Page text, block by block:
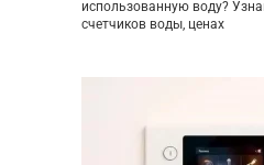
использованную воду?
счетчиков воды, ценах